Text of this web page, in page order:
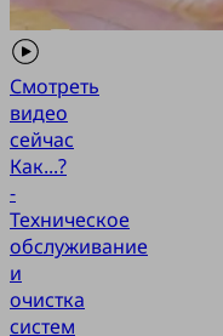
Смотреть
видео
сейчас
Как...?
-
Техническое
обслуживание
и
очистка
систем